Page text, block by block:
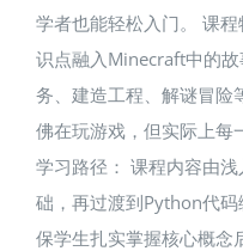
学者也能轻松入门。 课
识点融入Minecraft中的
务、建造工程、解谜冒险
佛在玩游戏，但实际上每
学习路径： 课程内容由
础，再过渡到Python代
保学生扎实掌握核心概念